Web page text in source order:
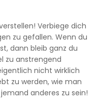
Verbiege dich
zu gefallen. Wenn du
dann bleib ganz du
zu anstrengend
nicht wirklich
zu werden, wie man
anderes zu sein!